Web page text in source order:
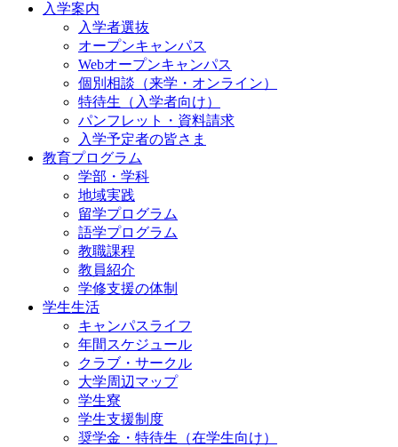
入学案内
入学者選抜
オープンキャンパス
Webオープンキャンパス
個別相談（来学・オンライン）
特待生（入学者向け）
パンフレット・資料請求
入学予定者の皆さま
教育プログラム
学部・学科
地域実践
留学プログラム
語学プログラム
教職課程
教員紹介
学修支援の体制
学生生活
キャンパスライフ
年間スケジュール
クラブ・サークル
大学周辺マップ
学生寮
学生支援制度
奨学金・特待生（在学生向け）